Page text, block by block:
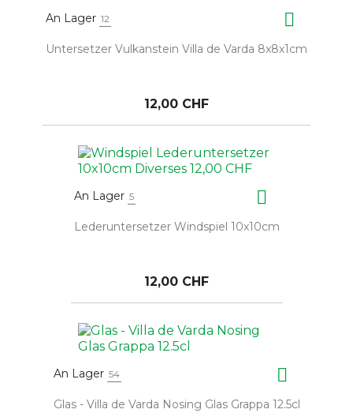
An Lager 12 
Untersetzer Vulkanstein Villa de Varda 8x8x1cm
12,00 CHF
An Lager 5 
Lederuntersetzer Windspiel 10x10cm
12,00 CHF
An Lager 54 
Glas - Villa de Varda Nosing Glas Grappa 12.5cl